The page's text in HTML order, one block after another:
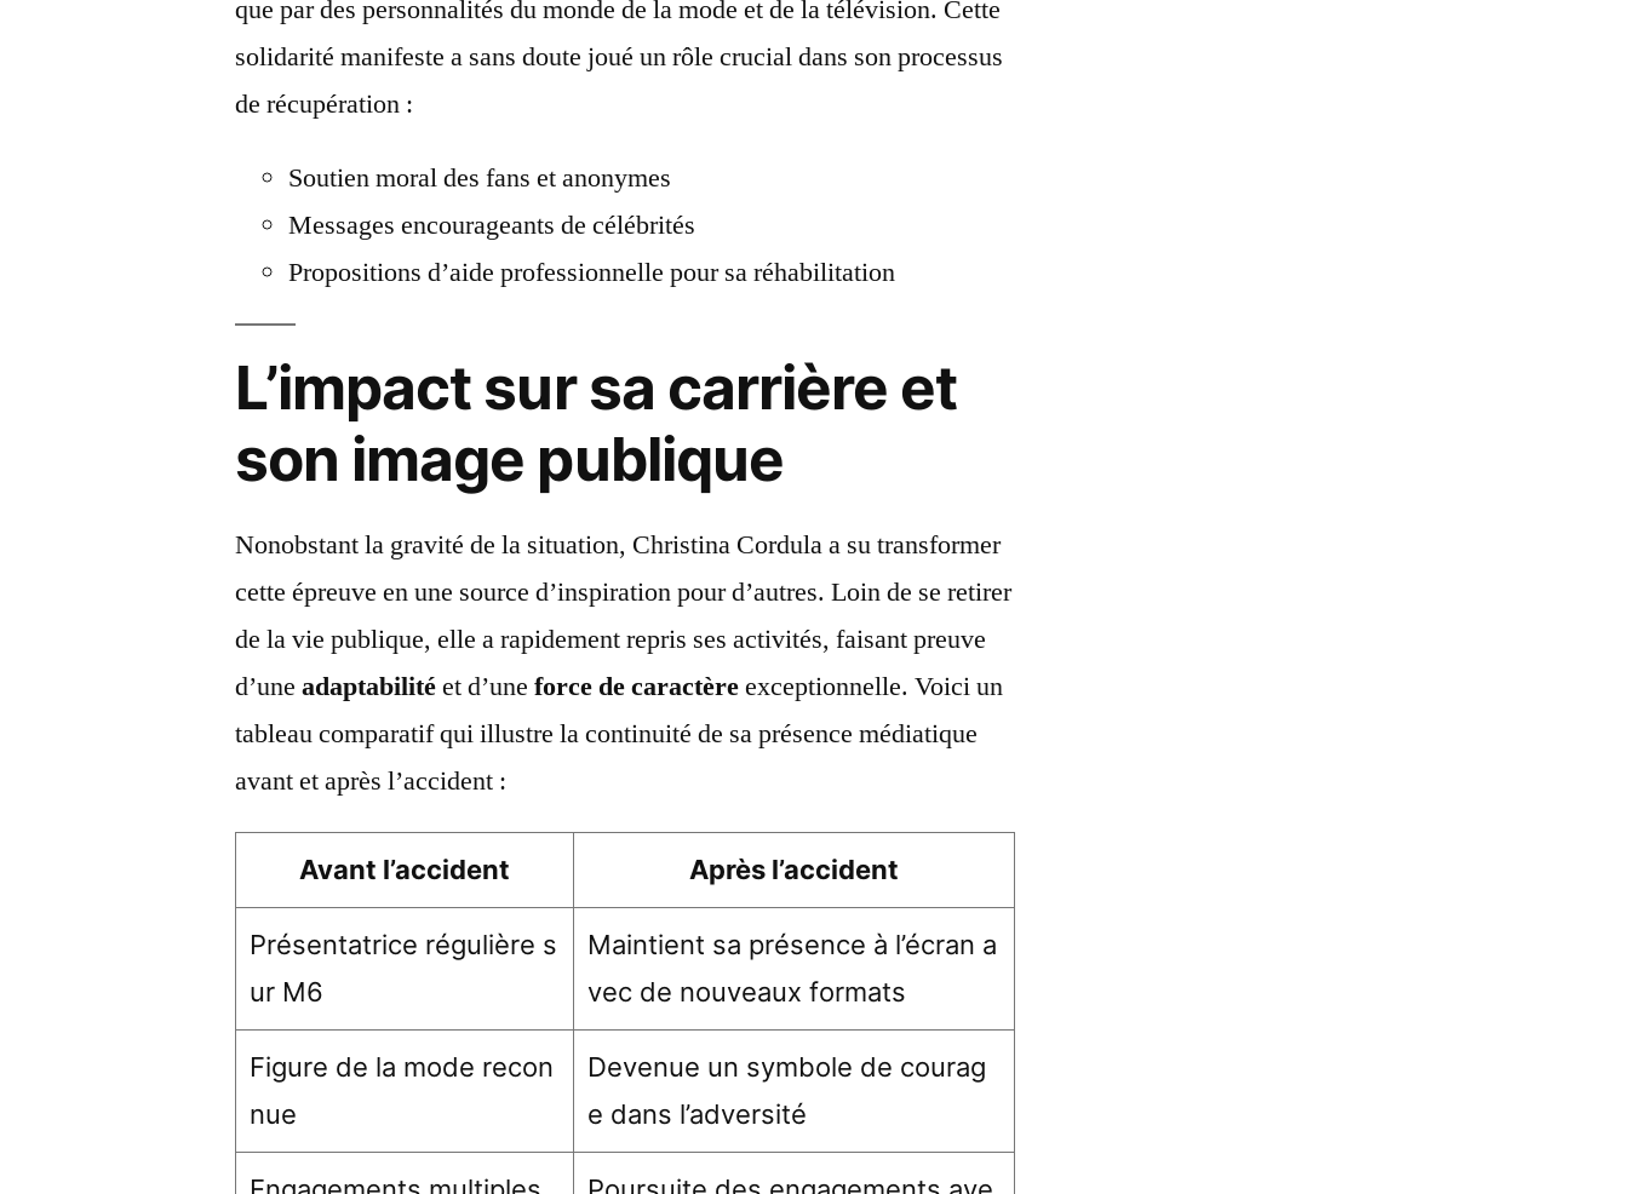
que par des personnalités du monde de la mode et de la télévision. Cette
solidarité manifeste a sans doute joué un rôle crucial dans son processus
de récupération :
Soutien moral des fans et anonymes
Messages encourageants de célébrités
Propositions d’aide professionnelle pour sa réhabilitation
L’impact sur sa carrière et
son image publique
Nonobstant la gravité de la situation, Christina Cordula a su transformer
cette épreuve en une source d’inspiration pour d’autres. Loin de se retirer
de la vie publique, elle a rapidement repris ses activités, faisant preuve
d’uneadaptabilitéet d’uneforce de caractèreexceptionnelle. Voici un
tableau comparatif qui illustre la continuité de sa présence médiatique
avant et après l’accident :
Avant l’accident Après l’accident
Présentatrice régulière s
ur M6
Maintient sa présence à l’écran a
vec de nouveaux formats
Figure de la mode recon
nue
Devenue un symbole de courag
e dans l’adversité